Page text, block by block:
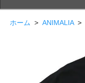
ホーム > ANIMALIA>